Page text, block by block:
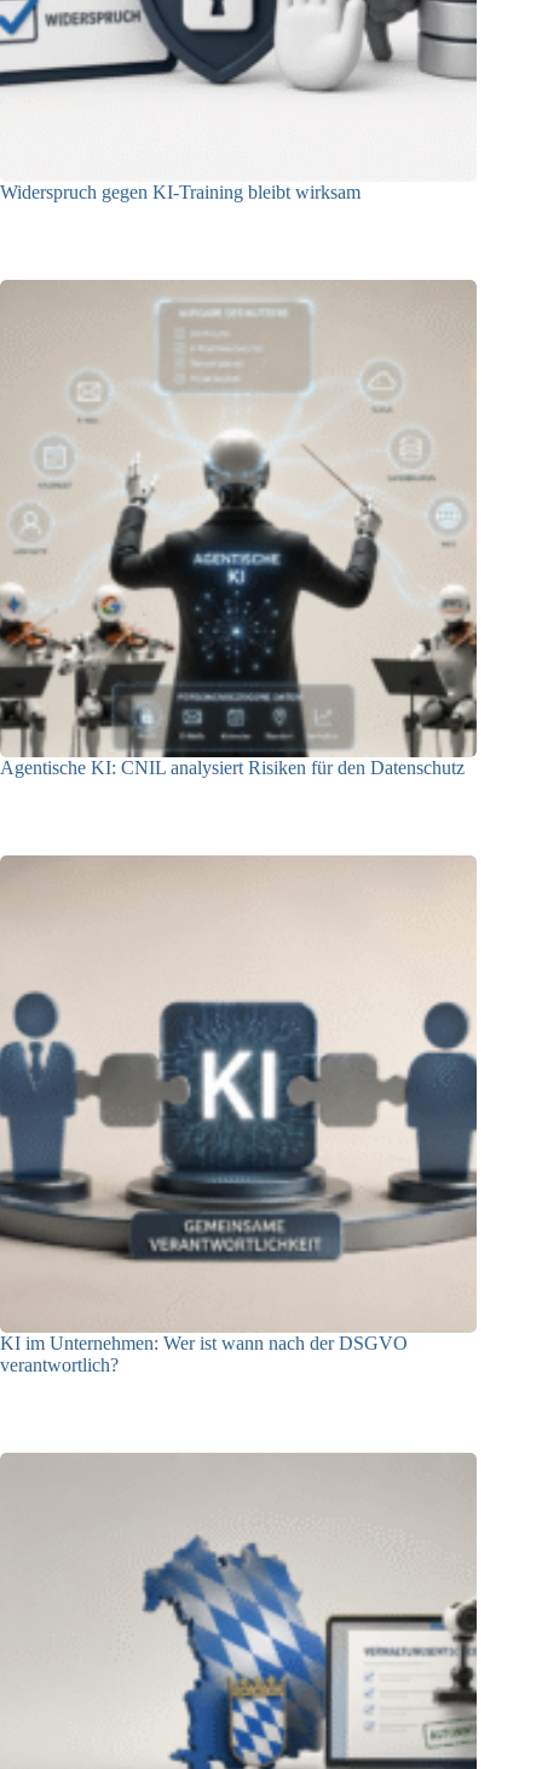
Widerspruch gegen KI-Training bleibt wirksam
Agentische KI: CNIL analysiert Risiken für den Datenschutz
KI im Unternehmen: Wer ist wann nach der DSGVO
verantwortlich?